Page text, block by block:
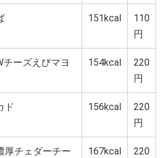
151kcal
110
円
チーズえびマヨ 154kcal
220
円
ド 156kcal
220
円
厚チェダーチー
167kcal
220